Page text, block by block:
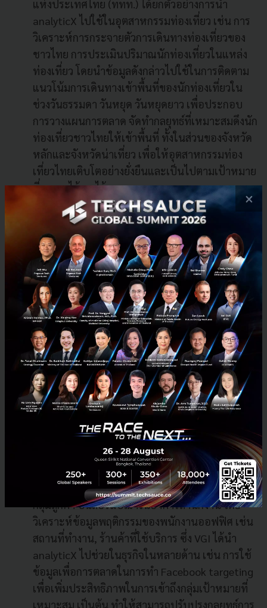
แห่งประเทศไทย (ททท.) ได้ยกตัวอย่างการนำ
analyticX ไปใช้ในอุตสาหกรรมท่องเที่ยว เช่น การ
วิเคราะห์การกระจายตัวการเดินทางท่องเที่ยวของ
ชาวไทย การประเมินปริมาณนักท่องเที่ยวในแหล่ง
ท่องเที่ยว โดยนำข้อมูลดังกล่าวไปใช้ในการติดตาม
แนวโน้มการเดินทางเข้าพื้นที่ของนักท่องเที่ยวใน
ช่วงวันธรรมดา วันหยุด วันหยุดยาว เพื่อประกอบ
การวางแผนการตลาด จัดทำกลยุทธ์ที่เหมาะสมดึงนัก
ท่องเที่ยวชาวไทยให้เข้าพื้นที่ ทั้งในส่วนของจังหวัด
หลักและจังหวัดน่าเที่ยว เพื่อให้อุตสาหกรรมท่อง
เที่ยวไทยเติบโตอย่างยั่งยืนและเป็นไปตามเป้าหมาย
ที่ ททท. ได้วางไว้
ภาคการค้าปลีก:คุณช้องมาศ ทยากร Vice
President Digital Solutions, บริษัท ปตท. น้ำมัน
และการค้าปลีก จำกัด (มหาชน) หรือ OR และ
ดร.อสมา กุลวานิชไชยนันท์, CEO และผู้ก่อตั้งบริษัท
Coraline ได้กล่าวถึงความร่วมมือในฐานะพันธมิตร
ในการพัฒนาโครงการ OR โดย Coraline ได้นำความ
เชี่ยวชาญด้าน Data Analytics และ Machine
Learning เข้ามาช่วยพัฒนาแพลตฟอร์มและระบบ
วิเคราะห์ ร่วมกับ analyticX ช่วยเลือกทำเลที่ตั้ง
สถานีบริการน้ำมัน โดยวิเคราะห์ข้อมูลเชิงลึกของ
พื้นที่, คาดการณ์ยอดขาย, วิเคราะห์คู่แข่ง ซึ่งช่วย
ให้การวางแผนกลยุทธ์มีประสิทธิภาพมากยิ่งขึ้น เพิ่ม
ความมั่นใจในการตัดสินใจเปิดสถานีบริการน้ำมัน
ใหม่ และตอบสนองความต้องการของตลาดได้อย่าง
ภาคสื่อโฆษณา:คุณกฤติน กุลศรี Strategic
Product Senior Manager, VGI ได้ร่วมแบ่งปัน
ประสบการณ์ในการนำ analyticX มาใช้ เพื่อ Target
กลุ่มลูกค้า บนสื่อโฆษณาในอาคารสำนักงาน โดย
วิเคราะห์ข้อมูลพฤติกรรมของพนักงานออฟฟิศ เช่น
สถานที่ทำงาน, ร้านค้าที่ใช้บริการ ซึ่ง VGI ได้นำ
analyticX ไปช่วยในธุรกิจในหลายด้าน เช่น การใช้
ข้อมูลเพื่อการตลาดในการทำ Facebook targeting
เพื่อเพิ่มประสิทธิภาพในการเข้าถึงกลุ่มเป้าหมายที่
เหมาะสม เป็นต้น ทำให้สามารถปรับปรุงกลยุทธ์การ
×